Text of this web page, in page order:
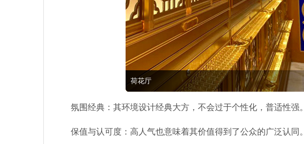
荷花厅
氛围经典：其环境设计经典大方，不会过于个性化，普适性强。
保值与认可度：高人气也意味着其价值得到了公众的广泛认同。